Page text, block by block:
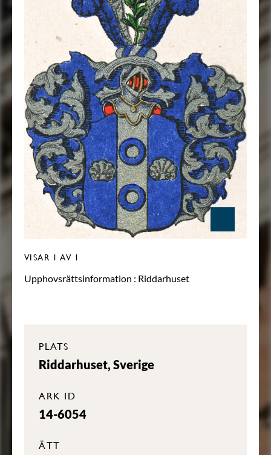
VISAR 1 AV 1
Upphovsrättsinformation : Riddarhuset
PLATS
Riddarhuset, Sverige
ARK ID
14-6054
ÄTT